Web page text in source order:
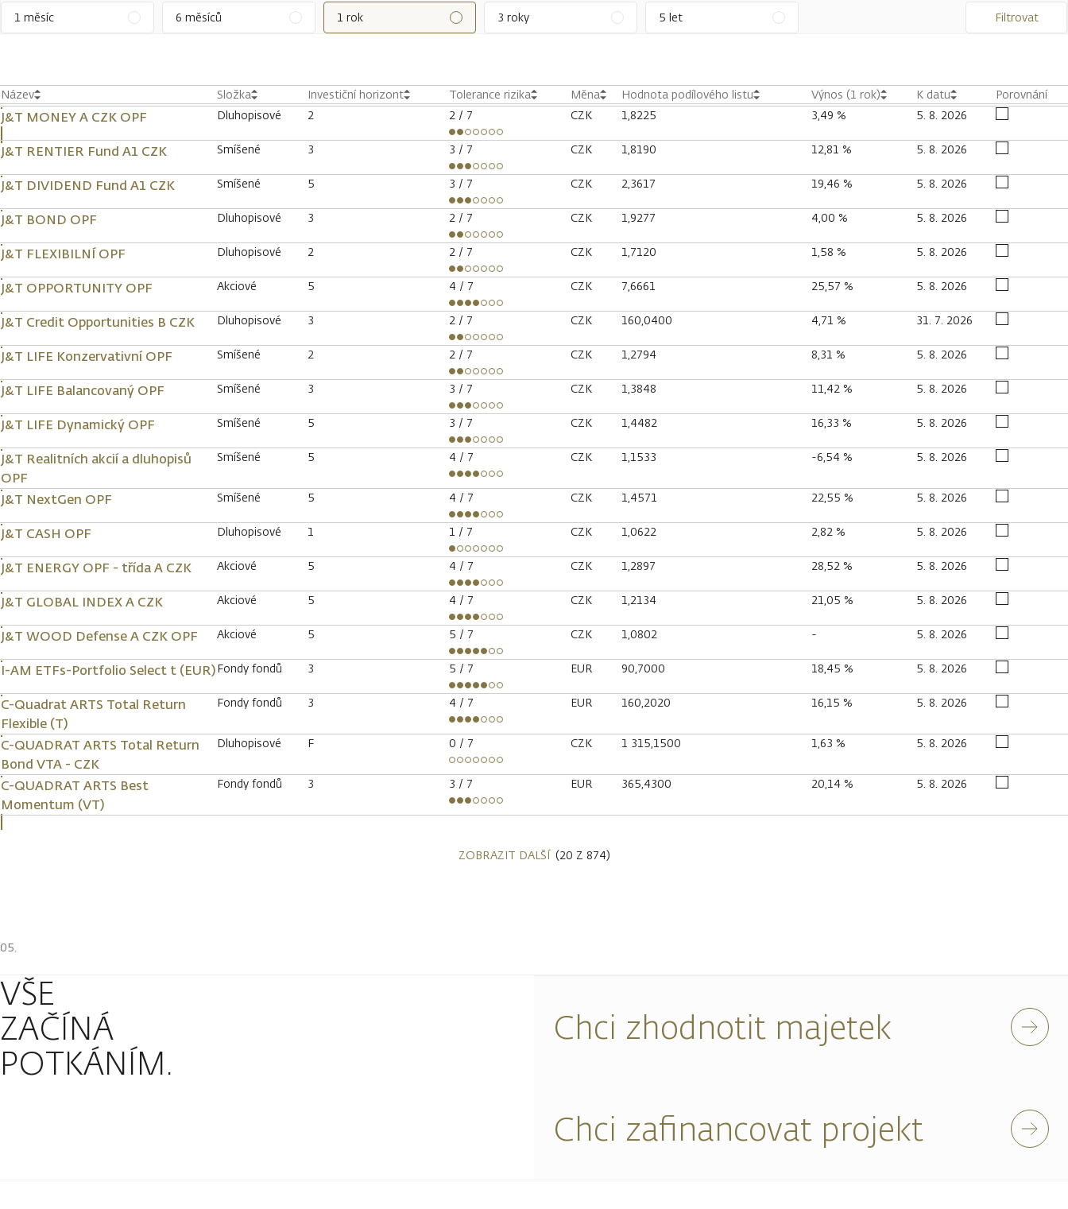
1 měsíc 6 měsíců 1 rok 3 roky 5 let Filtrovat
Název Složka Investiční horizont Tolerance rizika Měna Hodnota podílového listu Výnos (1 rok) K datu Porovnání
J&T MONEY A CZK OPF Dluhopisové 2 2 / 7 CZK 1,8225 3,49 % 5. 8. 2026
J&T RENTIER Fund A1 CZK Smíšené 3 3 / 7 CZK 1,8190 12,81 % 5. 8. 2026
J&T DIVIDEND Fund A1 CZK Smíšené 5 3 / 7 CZK 2,3617 19,46 % 5. 8. 2026
J&T BOND OPF Dluhopisové 3 2 / 7 CZK 1,9277 4,00 % 5. 8. 2026
J&T FLEXIBILNÍ OPF Dluhopisové 2 2 / 7 CZK 1,7120 1,58 % 5. 8. 2026
J&T OPPORTUNITY OPF Akciové 5 4 / 7 CZK 7,6661 25,57 % 5. 8. 2026
J&T Credit Opportunities B CZK Dluhopisové 3 2 / 7 CZK 160,0400 4,71 % 31. 7. 2026
J&T LIFE Konzervativní OPF Smíšené 2 2 / 7 CZK 1,2794 8,31 % 5. 8. 2026
J&T LIFE Balancovaný OPF Smíšené 3 3 / 7 CZK 1,3848 11,42 % 5. 8. 2026
J&T LIFE Dynamický OPF Smíšené 5 3 / 7 CZK 1,4482 16,33 % 5. 8. 2026
J&T Realitních akcií a dluhopisů
OPF
Smíšené 5 4 / 7 CZK 1,1533 -6,54 % 5. 8. 2026
J&T NextGen OPF Smíšené 5 4 / 7 CZK 1,4571 22,55 % 5. 8. 2026
J&T CASH OPF Dluhopisové 1 1 / 7 CZK 1,0622 2,82 % 5. 8. 2026
J&T ENERGY OPF - třída A CZK Akciové 5 4 / 7 CZK 1,2897 28,52 % 5. 8. 2026
J&T GLOBAL INDEX A CZK Akciové 5 4 / 7 CZK 1,2134 21,05 % 5. 8. 2026
J&T WOOD Defense A CZK OPF Akciové 5 5 / 7 CZK 1,0802 - 5. 8. 2026
I-AM ETFs-Portfolio Select t (EUR)Fondy fondů 3 5 / 7 EUR 90,7000 18,45 % 5. 8. 2026
C-Quadrat ARTS Total Return
Flexible (T)
Fondy fondů 3 4 / 7 EUR 160,2020 16,15 % 5. 8. 2026
C-QUADRAT ARTS Total Return
Bond VTA - CZK
Dluhopisové F 0 / 7 CZK 1 315,1500 1,63 % 5. 8. 2026
C-QUADRAT ARTS Best
Momentum (VT)
Fondy fondů 3 3 / 7 EUR 365,4300 20,14 % 5. 8. 2026
ZOBRAZIT DALŠÍ (20 Z 874)
VŠE
ZAČÍNÁ
POTKÁNÍM.
Chci zhodnotit majetek
Chci zafinancovat projekt